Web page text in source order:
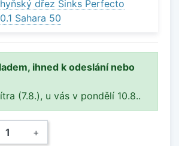
dřez Sinks Perfecto
Sahara 50
ihned k odeslání nebo
(7.8.), u vás v pondělí 10.8..
+